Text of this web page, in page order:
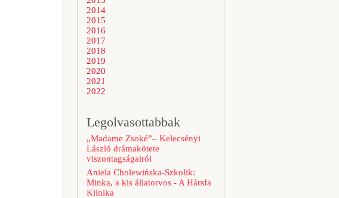
2014
2015
2016
2017
2018
2019
2020
2021
2022
Legolvasottabbak
„Madame Zsoké”– Kelecsényi
László drámakötete
viszontagságairól
Aniela Cholewińska-Szkolik:
Minka, a kis állatorvos - A Hársfa
Klinika